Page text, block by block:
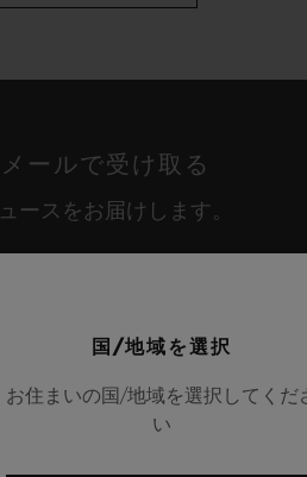
ールで受け取る
ースをお届けします。
国/地域を選択
お住まいの国/地域を選択してくだ
い